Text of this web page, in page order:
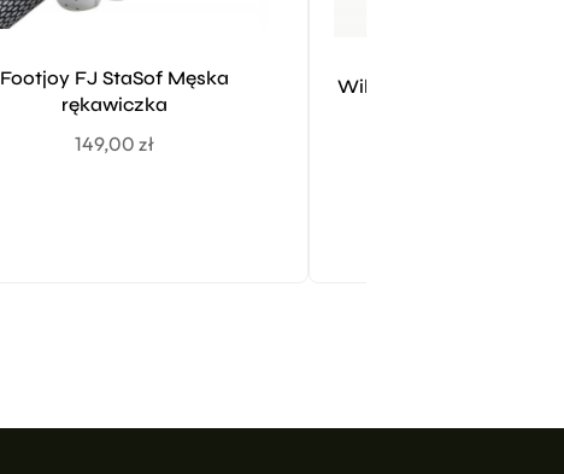
Footjoy FJ StaSof Męska
rękawiczka
149,00 zł
Wilson Winter Zimowa